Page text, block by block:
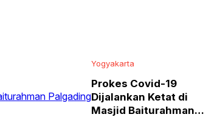
Yogyakarta
Prokes Covid-19
Dijalankan Ketat di
Masjid Baiturahman